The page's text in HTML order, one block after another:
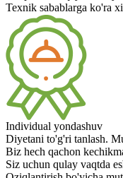
Texnik sabablarga ko'ra
Individual yondashuv
Diyetani to'g'ri tanlash.
Biz hech qachon
Siz uchun qulay vaqtda